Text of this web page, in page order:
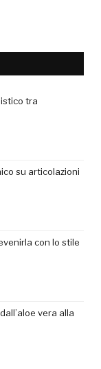
tra
su articolazioni
con lo stile
vera alla